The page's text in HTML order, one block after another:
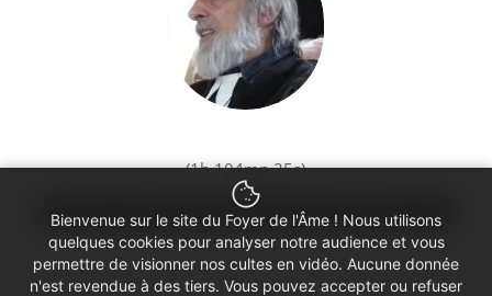
(1h 104mn 25s)
00:00 00:00
Bienvenue sur le site du Foyer de l'Âme ! Nous utilisons
quelques cookies pour analyser notre audience et vous
permettre de visionner nos cultes en vidéo. Aucune donnée
n'est revendue à des tiers. Vous pouvez accepter ou refuser